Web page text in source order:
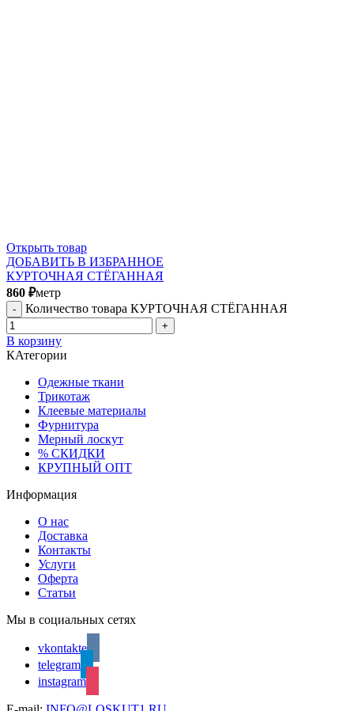
Открыть товар
ДОБАВИТЬ В ИЗБРАННОЕ
КУРТОЧНАЯ СТЁГАННАЯ
860 ₽метр
Количество товара КУРТОЧНАЯ СТЁГАННАЯ
В корзину
КАтегории
Одежные ткани
Трикотаж
Клеевые материалы
Фурнитура
Мерный лоскут
% СКИДКИ
КРУПНЫЙ ОПТ
Информация
О нас
Доставка
Контакты
Услуги
Оферта
Статьи
Мы в социальных сетях
vkontakte
telegram
instagram